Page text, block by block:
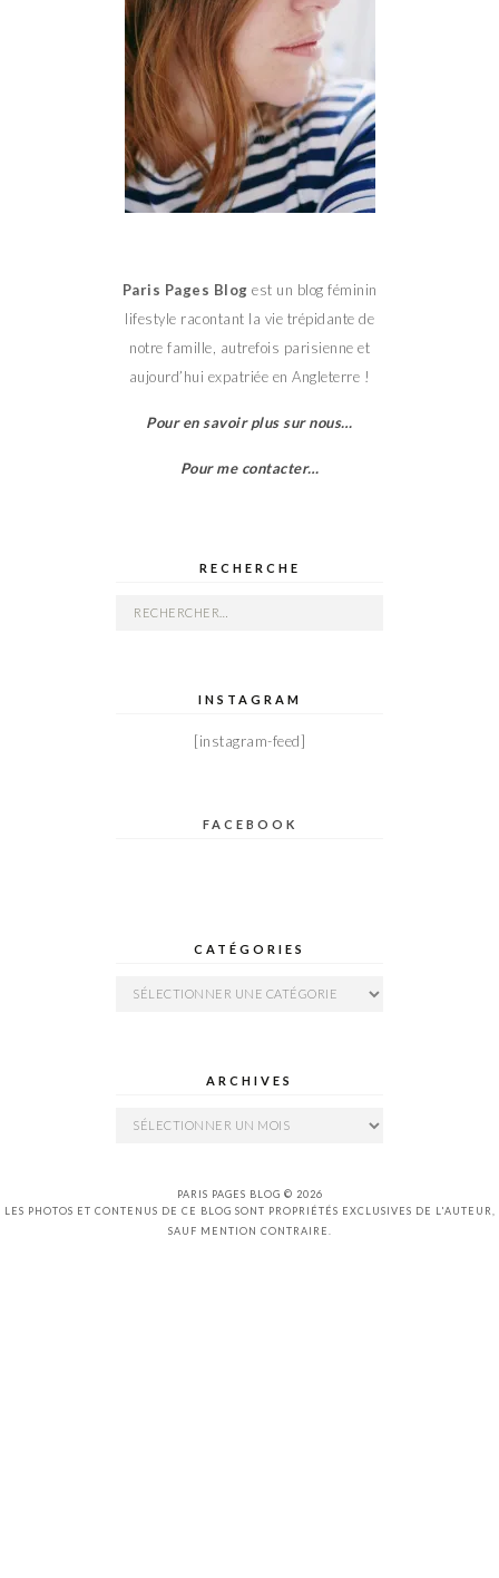
Paris Pages Blog est un blog féminin
lifestyle racontant la vie trépidante de
notre famille, autrefois parisienne et
aujourd’hui expatriée en Angleterre !
Pour en savoir plus sur nous…
Pour me contacter…
RECHERCHE
Rechercher :
INSTAGRAM
[instagram-feed]
FACEBOOK
CATÉGORIES
Catégories
ARCHIVES
Archives
PARIS PAGES BLOG © 2026
LES PHOTOS ET CONTENUS DE CE BLOG SONT PROPRIÉTÉS EXCLUSIVES DE L'AUTEUR,
SAUF MENTION CONTRAIRE.